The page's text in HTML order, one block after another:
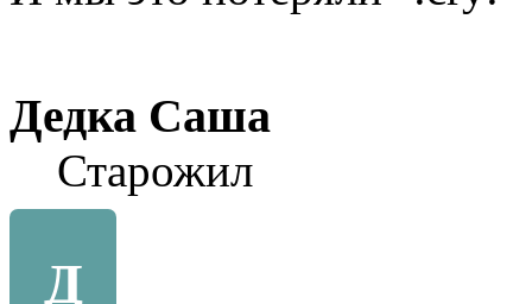
Дедка Саша
Старожил
Д